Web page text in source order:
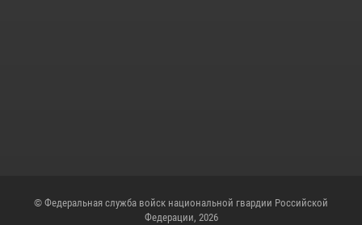
© Федеральная служба войск национальной гвардии Российской
Федерации, 2026